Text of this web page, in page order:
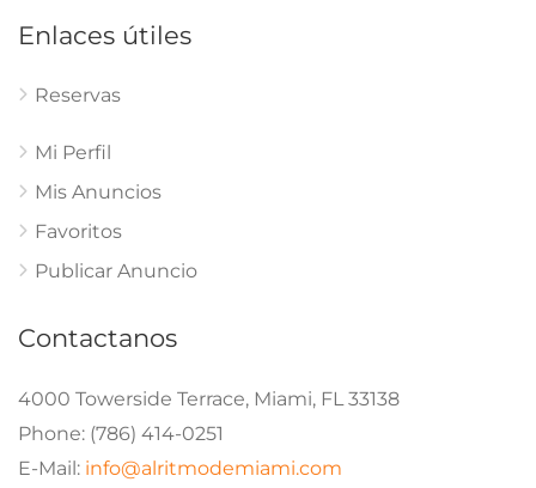
Enlaces útiles
Reservas
Mi Perfil
Mis Anuncios
Favoritos
Publicar Anuncio
Contactanos
4000 Towerside Terrace, Miami, FL 33138
Phone: (786) 414-0251
E-Mail: info@alritmodemiami.com